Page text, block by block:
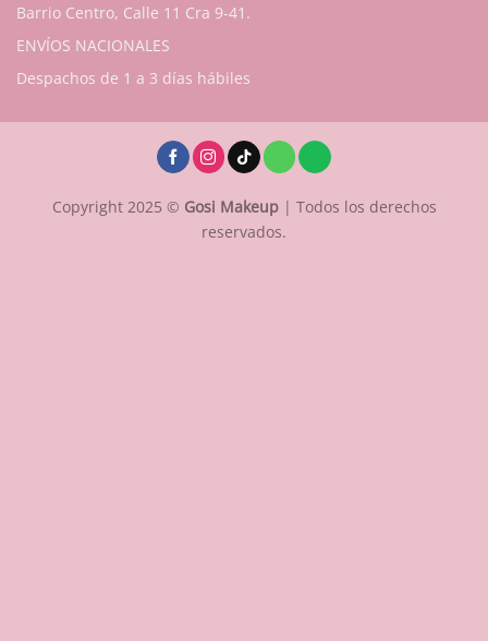
Barrio Centro, Calle 11 Cra 9-41.
ENVÍOS NACIONALES
Despachos de 1 a 3 días hábiles
Copyright 2025 © Gosi Makeup | Todos los derechos
reservados.